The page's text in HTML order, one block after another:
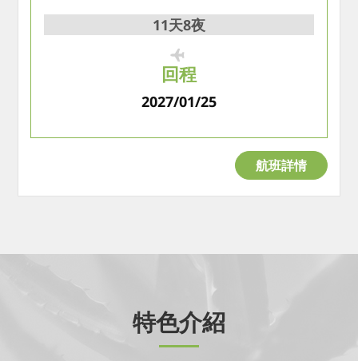
11天8夜
回程
2027/01/25
航班詳情
特色介紹